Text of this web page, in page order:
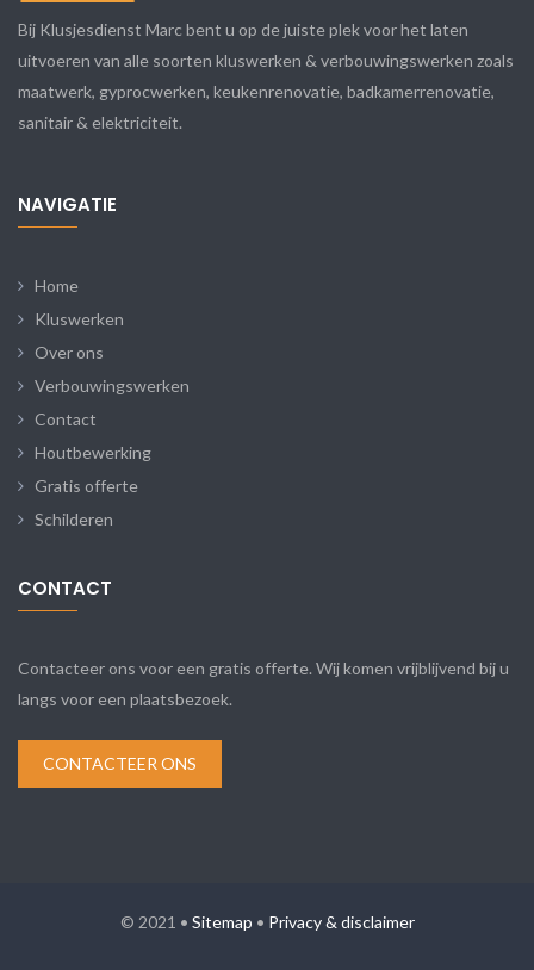
Bij Klusjesdienst Marc bent u op de juiste plek voor het laten
uitvoeren van alle soorten kluswerken & verbouwingswerken zoals
maatwerk, gyprocwerken, keukenrenovatie, badkamerrenovatie,
sanitair & elektriciteit.
NAVIGATIE
Home
Kluswerken
Over ons
Verbouwingswerken
Contact
Houtbewerking
Gratis offerte
Schilderen
CONTACT
Contacteer ons voor een gratis offerte. Wij komen vrijblijvend bij u
langs voor een plaatsbezoek.
CONTACTEER ONS
© 2021 • Sitemap • Privacy & disclaimer